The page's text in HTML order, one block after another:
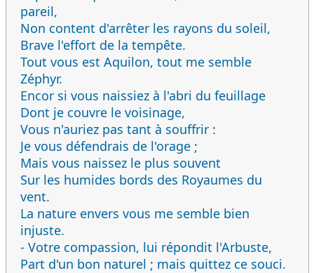
pareil,
Non content d'arrêter les rayons du soleil,
Brave l'effort de la tempête.
Tout vous est Aquilon, tout me semble
Zéphyr.
Encor si vous naissiez à l'abri du feuillage
Dont je couvre le voisinage,
Vous n'auriez pas tant à souffrir :
Je vous défendrais de l'orage ;
Mais vous naissez le plus souvent
Sur les humides bords des Royaumes du
vent.
La nature envers vous me semble bien
injuste.
- Votre compassion, lui répondit l'Arbuste,
Part d'un bon naturel ; mais quittez ce souci.